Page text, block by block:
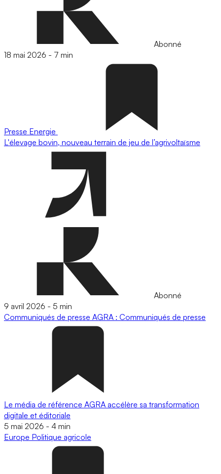
Abonné
18 mai 2026 - 7 min
Presse Energie
L'élevage bovin, nouveau terrain de jeu de l’agrivoltaïsme
Abonné
9 avril 2026 - 5 min
Communiqués de presse AGRA : Communiqués de presse
Le média de référence AGRA accélère sa transformation
digitale et éditoriale
5 mai 2026 - 4 min
Europe Politique agricole